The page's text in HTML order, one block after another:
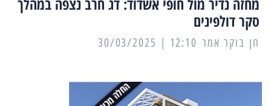
סקר דולפינים
12:10 | 30/03/2025